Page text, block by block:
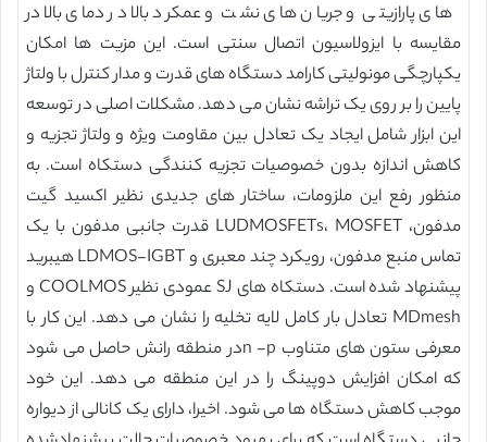
های پارازیتی و جریان های نشت و عمکرد بالا در دمای بالا در
مقایسه با ایزولاسیون اتصال سنتی است. این مزیت ها امکان
یکپارچگی مونولیتی کارامد دستگاه های قدرت و مدار کنترل با ولتاژ
پایین را بر روی یک تراشه نشان می دهد. مشکلات اصلی در توسعه
این ابزار شامل ایجاد یک تعادل بین مقاومت ویژه و ولتاژ تجزیه و
کاهش اندازه بدون خصوصیات تجزیه کنندگی دستکاه است. به
منظور رفع این ملزومات، ساختار های جدیدی نظیر اکسید گیت
مدفون، LUDMOSFETs، MOSFET قدرت جانبی مدفون با یک
تماس منبع مدفون، رویکرد چند معبری و LDMOS-IGBT هیبرید
پیشنهاد شده است. دستکاه های SJ عمودی نظیر COOLMOS و
MDmesh تعادل بار کامل لایه تخلیه را نشان می دهد. این کار با
معرفی ستون های متناوب n -pدر منطقه رانش حاصل می شود
که امکان افزایش دوپینگ را در این منطقه می دهد. این خود
موجب کاهش دستگاه ها می شود. اخیرا، دارای یک کانالی از دیواره